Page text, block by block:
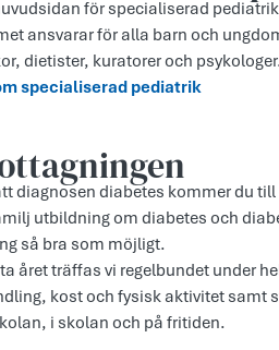
för specialiserad
ansvarar för alla barn och
dietister, kuratorer och
specialiserad pediatrik
diagnosen diabetes kommer du
utbildning om diabetes och
så bra som möjligt.
året träffas vi regelbundet under
kost och fysisk aktivitet samt
i skolan och på fritiden.